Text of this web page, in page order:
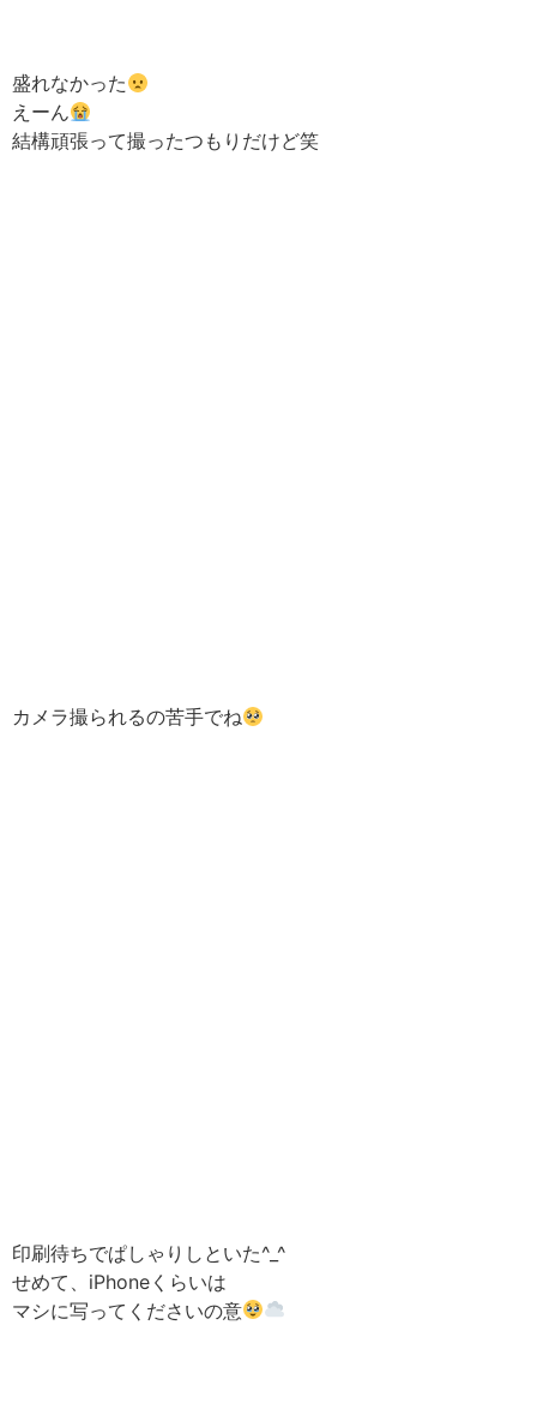
盛れなかった
えーん
結構頑張って撮ったつもりだけど笑
カメラ撮られるの苦手でね
印刷待ちでぱしゃりしといた^_^
せめて、iPhoneくらいは
マシに写ってくださいの意